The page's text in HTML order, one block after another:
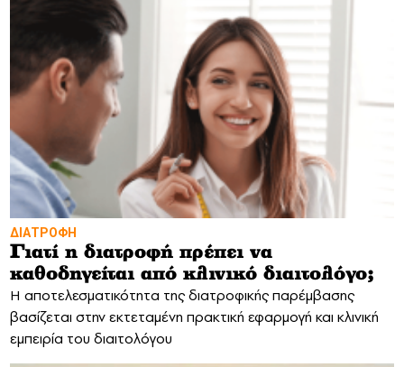
ΔΙΑΤΡΟΦΗ
Γιατί η διατροφή πρέπει να
καθοδηγείται από κλινικό διαιτολόγο;
Η αποτελεσματικότητα της διατροφικής παρέμβασης
βασίζεται στην εκτεταμένη πρακτική εφαρμογή και κλινική
εμπειρία του διαιτολόγου